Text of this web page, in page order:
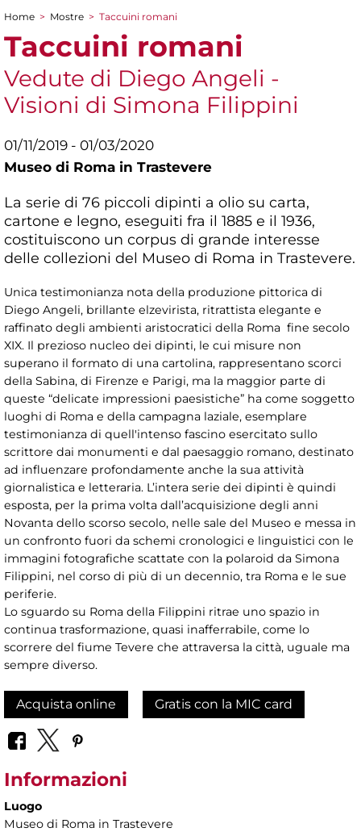
Tu sei qui
Home > Mostre > Taccuini romani
Taccuini romani
Vedute di Diego Angeli -
Visioni di Simona Filippini
01/11/2019 - 01/03/2020
Museo di Roma in Trastevere
La serie di 76 piccoli dipinti a olio su carta,
cartone e legno, eseguiti fra il 1885 e il 1936,
costituiscono un corpus di grande interesse
delle collezioni del Museo di Roma in Trastevere.
Unica testimonianza nota della produzione pittorica di
Diego Angeli, brillante elzevirista, ritrattista elegante e
raffinato degli ambienti aristocratici della Roma fine secolo
XIX. Il prezioso nucleo dei dipinti, le cui misure non
superano il formato di una cartolina, rappresentano scorci
della Sabina, di Firenze e Parigi, ma la maggior parte di
queste “delicate impressioni paesistiche” ha come soggetto
luoghi di Roma e della campagna laziale, esemplare
testimonianza di quell'intenso fascino esercitato sullo
scrittore dai monumenti e dal paesaggio romano, destinato
ad influenzare profondamente anche la sua attività
giornalistica e letteraria. L’intera serie dei dipinti è quindi
esposta, per la prima volta dall’acquisizione degli anni
Novanta dello scorso secolo, nelle sale del Museo e messa in
un confronto fuori da schemi cronologici e linguistici con le
immagini fotografiche scattate con la polaroid da Simona
Filippini, nel corso di più di un decennio, tra Roma e le sue
periferie.
Lo sguardo su Roma della Filippini ritrae uno spazio in
continua trasformazione, quasi inafferrabile, come lo
scorrere del fiume Tevere che attraversa la città, uguale ma
sempre diverso.
Acquista online Gratis con la MIC card
Informazioni
Luogo
Museo di Roma in Trastevere